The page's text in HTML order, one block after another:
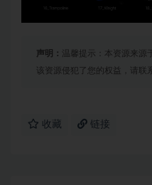
声明： 温馨提示：本资源来源
该资源侵犯了您的权益，请联
收藏 链接